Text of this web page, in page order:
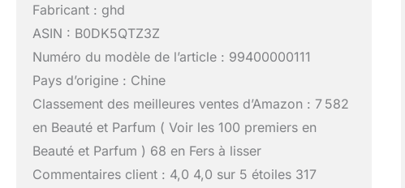
Fabricant : ghd
ASIN : B0DK5QTZ3Z
Numéro du modèle de l’article : 99400000111
Pays d’origine : Chine
Classement des meilleures ventes d’Amazon : 7 582
en Beauté et Parfum ( Voir les 100 premiers en
Beauté et Parfum ) 68 en Fers à lisser
Commentaires client : 4,0 4,0 sur 5 étoiles 317